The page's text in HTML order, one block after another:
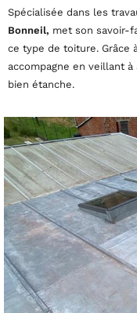
Spécialisée dans les
Bonneil, met son savoir-
ce type de toiture. Grâce
accompagne en veillant
bien étanche.